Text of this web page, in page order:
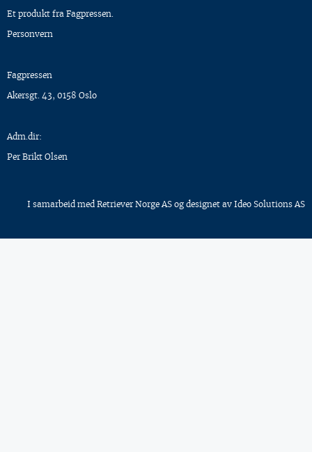
Et produkt fra Fagpressen.
Personvern
Fagpressen
Akersgt. 43, 0158 Oslo
Adm.dir:
Per Brikt Olsen
I samarbeid med Retriever Norge AS og designet av Ideo Solutions AS